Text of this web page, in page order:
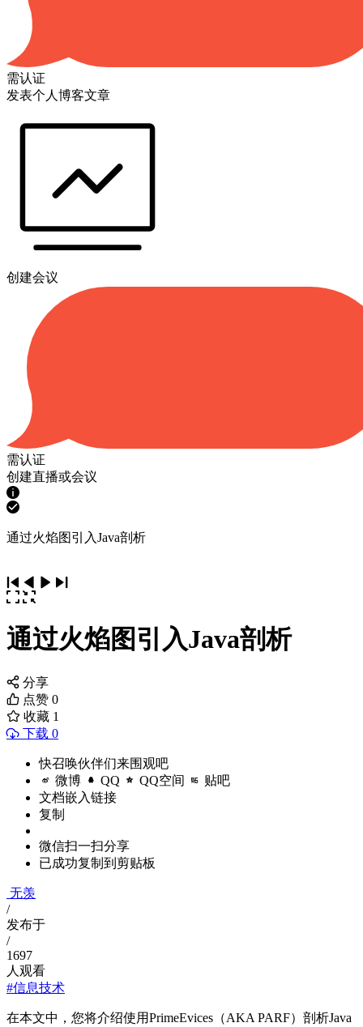
需认证
发表个人博客文章
创建会议
需认证
创建直播或会议
通过火焰图引入Java剖析
通过火焰图引入Java剖析
分享
点赞 0
收藏 1
下载 0
快召唤伙伴们来围观吧
微博 QQ QQ空间 贴吧
文档嵌入链接
复制
微信扫一扫分享
已成功复制到剪贴板
无羡
/
发布于
/
1697
人观看
#信息技术
在本文中，您将介绍使用PrimeEvices（AKA PARF）剖析Java